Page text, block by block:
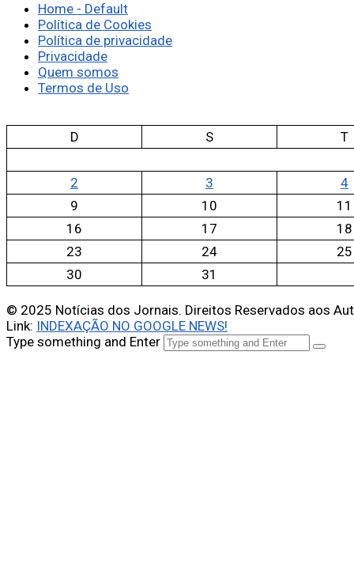
Home - Default
Política de Cookies
Política de privacidade
Privacidade
Quem somos
Termos de Uso
D S T
2 3
4
9
10
11
16
17
18
23
24
25
30
31
© 2025 Notícias dos Jornais. Direitos Reservados aos
Link: INDEXAÇÃO NO GOOGLE NEWS!
Type something and Enter